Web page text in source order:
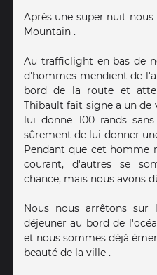
Après une super nuit
Mountain .
Au trafficlight en bas de
d'hommes mendient de
bord de la route et
Thibault fait signe a un de
lui donne 100 rands
sûrement de lui donner
Pendant que cet homme
courant, d'autres se
chance, mais nous avons
Nous nous arrêtons
déjeuner au bord de
et nous sommes déjà
beauté de la ville .